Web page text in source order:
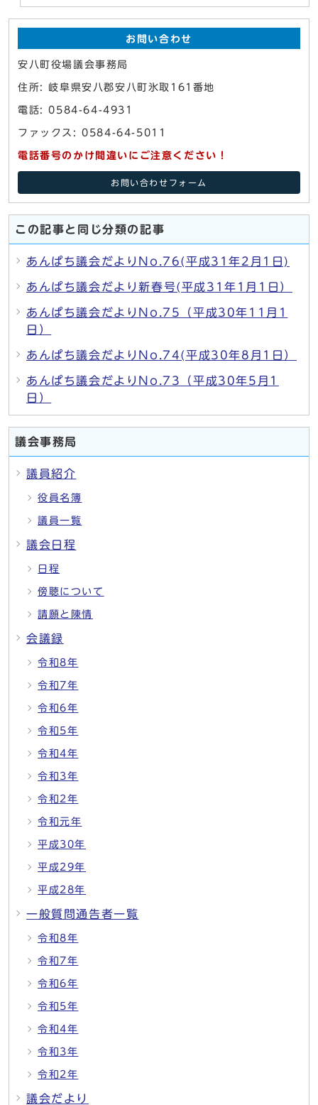
お問い合わせ
安八町役場議会事務局
住所: 岐阜県安八郡安八町氷取161番地
電話: 0584-64-4931
ファックス: 0584-64-5011
電話番号のかけ間違いにご注意ください！
お問い合わせフォーム
この記事と同じ分類の記事
あんぱち議会だよりNo.76(平成31年2月1日)
あんぱち議会だより新春号(平成31年1月1日）
あんぱち議会だよりNo.75（平成30年11月1
日）
あんぱち議会だよりNo.74(平成30年8月1日）
あんぱち議会だよりNo.73（平成30年5月1
日）
議会事務局
議員紹介
役員名簿
議員一覧
議会日程
日程
傍聴について
請願と陳情
会議録
令和8年
令和7年
令和6年
令和5年
令和4年
令和3年
令和2年
令和元年
平成30年
平成29年
平成28年
一般質問通告者一覧
令和8年
令和7年
令和6年
令和5年
令和4年
令和3年
令和2年
議会だより